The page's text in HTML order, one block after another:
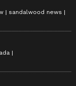
sandalwood news